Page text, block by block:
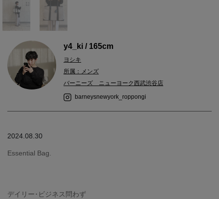
y4_ki / 165cm
ヨシキ
所属：メンズ
バーニーズ ニューヨーク西武渋谷店
barneysnewyork_roppongi
2024.08.30
Essential Bag.
デイリー･ビジネス問わず